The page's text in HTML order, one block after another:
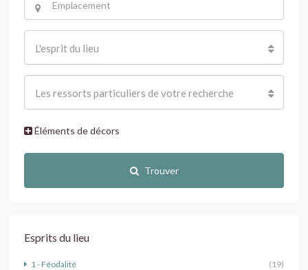
L'esprit du lieu
Les ressorts particuliers de votre recherche
Éléments de décors
Trouver
Esprits du lieu
1 - Féodalité
(19)